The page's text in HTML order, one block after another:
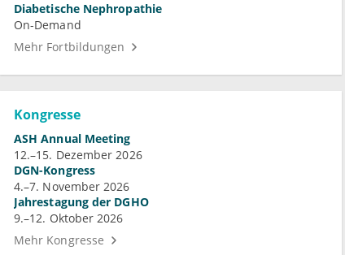
Diabetische Nephropathie
On-Demand
Mehr Fortbildungen
Kongresse
ASH Annual Meeting
12.–15. Dezember 2026
DGN-Kongress
4.–7. November 2026
Jahrestagung der DGHO
9.–12. Oktober 2026
Mehr Kongresse